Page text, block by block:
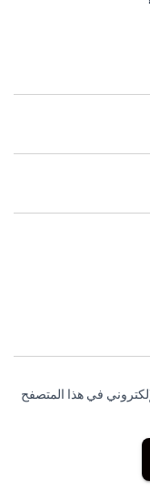
في هذا المتصفح